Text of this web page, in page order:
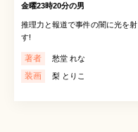
金曜23時20分の男
推理力と報道で事件の闇に光を射
す!
著者 愁堂 れな
装画 梨 とりこ